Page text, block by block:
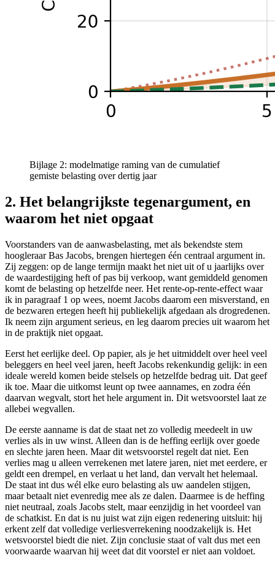
Bijlage 2: modelmatige raming van de cumulatief
gemiste belasting over dertig jaar
2. Het belangrijkste tegenargument, en
waarom het niet opgaat
Voorstanders van de aanwasbelasting, met als bekendste stem
hoogleraar Bas Jacobs, brengen hiertegen één centraal argument in.
Zij zeggen: op de lange termijn maakt het niet uit of u jaarlijks over
de waardestijging heft of pas bij verkoop, want gemiddeld genomen
komt de belasting op hetzelfde neer. Het rente-op-rente-effect waar
ik in paragraaf 1 op wees, noemt Jacobs daarom een misverstand, en
de bezwaren ertegen heeft hij publiekelijk afgedaan als drogredenen.
Ik neem zijn argument serieus, en leg daarom precies uit waarom het
in de praktijk niet opgaat.
Eerst het eerlijke deel. Op papier, als je het uitmiddelt over heel veel
beleggers en heel veel jaren, heeft Jacobs rekenkundig gelijk: in een
ideale wereld komen beide stelsels op hetzelfde bedrag uit. Dat geef
ik toe. Maar die uitkomst leunt op twee aannames, en zodra één
daarvan wegvalt, stort het hele argument in. Dit wetsvoorstel laat ze
allebei wegvallen.
De eerste aanname is dat de staat net zo volledig meedeelt in uw
verlies als in uw winst. Alleen dan is de heffing eerlijk over goede
en slechte jaren heen. Maar dit wetsvoorstel regelt dat niet. Een
verlies mag u alleen verrekenen met latere jaren, niet met eerdere, er
geldt een drempel, en verlaat u het land, dan vervalt het helemaal.
De staat int dus wél elke euro belasting als uw aandelen stijgen,
maar betaalt niet evenredig mee als ze dalen. Daarmee is de heffing
niet neutraal, zoals Jacobs stelt, maar eenzijdig in het voordeel van
de schatkist. En dat is nu juist wat zijn eigen redenering uitsluit: hij
erkent zelf dat volledige verliesverrekening noodzakelijk is. Het
wetsvoorstel biedt die niet. Zijn conclusie staat of valt dus met een
voorwaarde waarvan hij weet dat dit voorstel er niet aan voldoet.